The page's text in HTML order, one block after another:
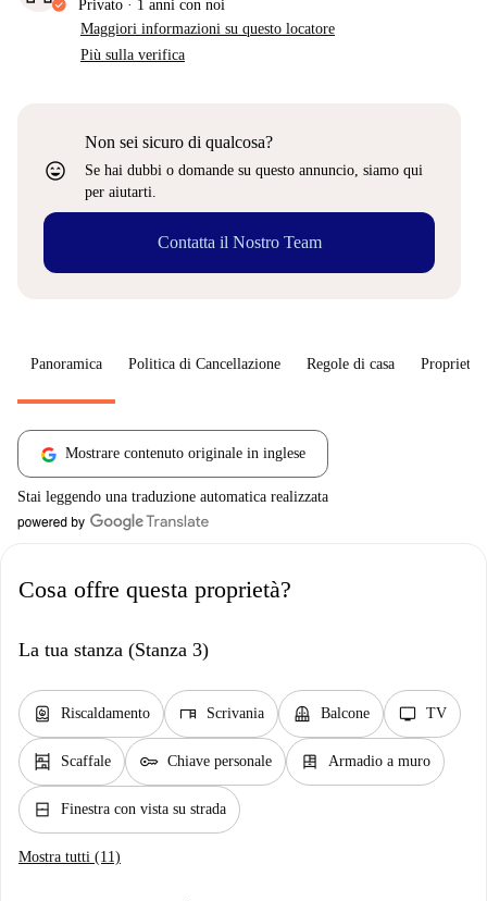
Privato · 1 anni con noi
Maggiori informazioni su questo locatore
Più sulla verifica
sentiment_very_satisfied
Non sei sicuro di qualcosa?
Se hai dubbi o domande su questo annuncio, siamo qui
per aiutarti.
Contatta il Nostro Team
Panoramica Politica di Cancellazione Regole di casa
Mostrare contenuto originale in inglese
Stai leggendo una traduzione automatica realizzata
Cosa offre questa proprietà?
La tua stanza (Stanza 3)
water_heater Riscaldamento desk Scrivania balcony Balcone tv TV
shelves Scaffale key Chiave personale dresser Armadio a muro
window_closed Finestra con vista su strada
Mostra tutti (11)